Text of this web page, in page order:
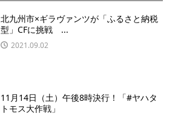
北九州市×ギラヴァンツが「ふるさと納税
型」CFに挑戦 ...
2021.09.02
11月14日（土）午後8時決行！「#ヤハタ
トモス大作戦」